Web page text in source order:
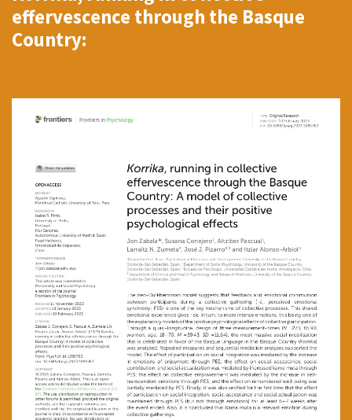
effervescence through the Basque
Country: